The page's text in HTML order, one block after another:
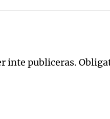
inte publiceras.